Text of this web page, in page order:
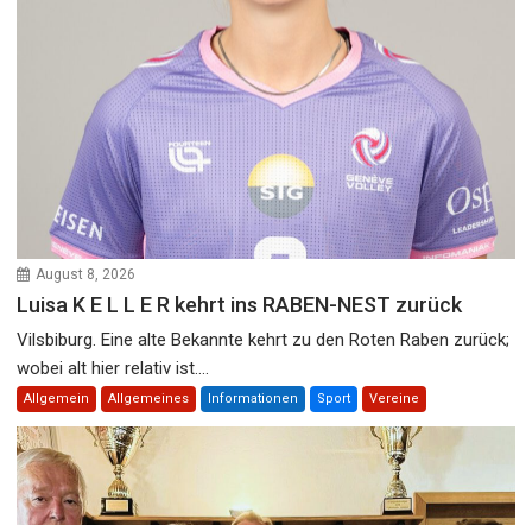
August 8, 2026
Luisa K E L L E R kehrt ins RABEN-NEST zurück
Vilsbiburg. Eine alte Bekannte kehrt zu den Roten Raben zurück;
wobei alt hier relativ ist....
Allgemein Allgemeines Informationen Sport Vereine